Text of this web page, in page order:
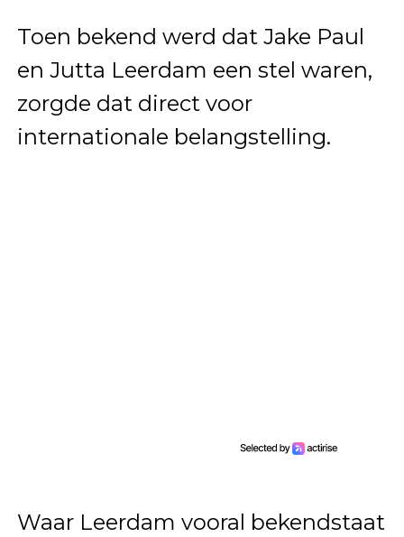
Toen bekend werd dat Jake Paul
en Jutta Leerdam een stel waren,
zorgde dat direct voor
internationale belangstelling.
Waar Leerdam vooral bekendstaat